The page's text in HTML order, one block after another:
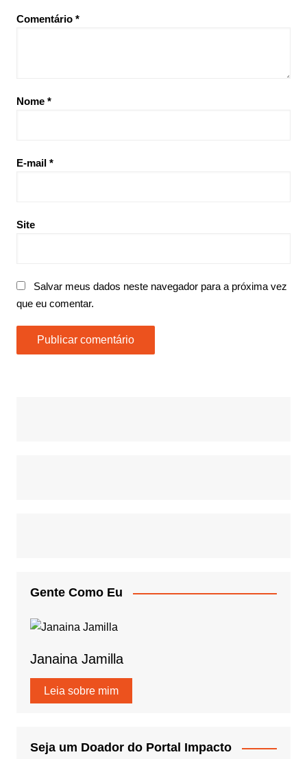
Comentário *
Nome *
E-mail *
Site
Salvar meus dados neste navegador para a próxima vez
que eu comentar.
Gente Como Eu
Janaina Jamilla
Leia sobre mim
Seja um Doador do Portal Impacto